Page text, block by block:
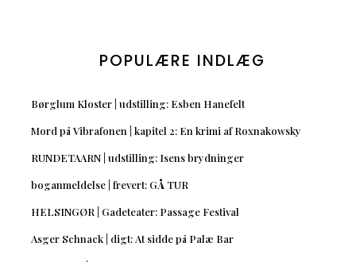
POPULÆRE INDLÆG
Børglum Kloster | udstilling: Esben Hanefelt
Mord på Vibrafonen | kapitel 2: En krimi af Roxnakowsky
RUNDETAARN | udstilling: Isens brydninger
boganmeldelse | frevert: GÅ TUR
HELSINGØR | Gadeteater: Passage Festival
Asger Schnack | digt: At sidde på Palæ Bar